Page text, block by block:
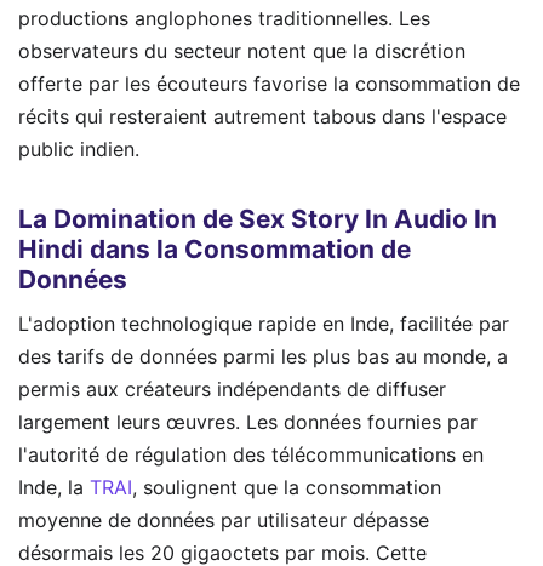
productions anglophones traditionnelles. Les
observateurs du secteur notent que la discrétion
offerte par les écouteurs favorise la consommation de
récits qui resteraient autrement tabous dans l'espace
public indien.
La Domination de Sex Story In Audio In
Hindi dans la Consommation de
Données
L'adoption technologique rapide en Inde, facilitée par
des tarifs de données parmi les plus bas au monde, a
permis aux créateurs indépendants de diffuser
largement leurs œuvres. Les données fournies par
l'autorité de régulation des télécommunications en
Inde, la TRAI, soulignent que la consommation
moyenne de données par utilisateur dépasse
désormais les 20 gigaoctets par mois. Cette